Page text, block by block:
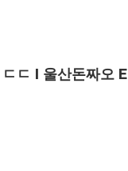
ㄷ I 울산돈짜오